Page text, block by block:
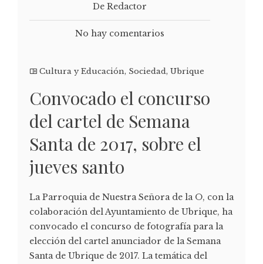
De Redactor
No hay comentarios
Cultura y Educación, Sociedad, Ubrique
Convocado el concurso
del cartel de Semana
Santa de 2017, sobre el
jueves santo
La Parroquia de Nuestra Señora de la O, con la
colaboración del Ayuntamiento de Ubrique, ha
convocado el concurso de fotografía para la
elección del cartel anunciador de la Semana
Santa de Ubrique de 2017. La temática del